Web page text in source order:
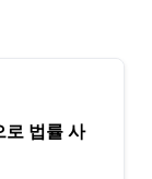
법률 사